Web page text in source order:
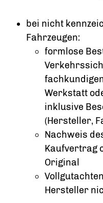
bei nicht
Fahrzeugen:
formlose
Werkstatt
inklusive
(Hersteller,
Nachweis
Kaufvertrag
Original
Hersteller